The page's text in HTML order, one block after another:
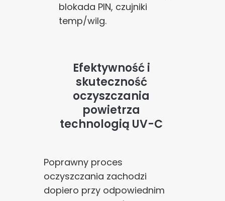
blokada PIN, czujniki
temp/wilg.
Efektywność i
skuteczność
oczyszczania
powietrza
technologią UV-C
Poprawny proces
oczyszczania zachodzi
dopiero przy odpowiednim
Cookies to małe pliki danych, które są
przechowywane na Twoim urządzeniu podczas